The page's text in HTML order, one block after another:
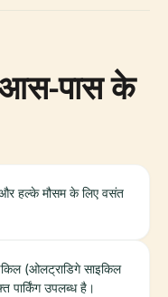
आस-पास के
हल्के मौसम के लिए वसंत
(ओलट्राडिगे साइकिल
पार्किंग उपलब्ध है।